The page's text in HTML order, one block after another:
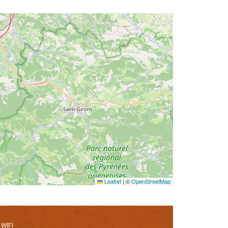
Leaflet |©OpenStreetMap
WIFI